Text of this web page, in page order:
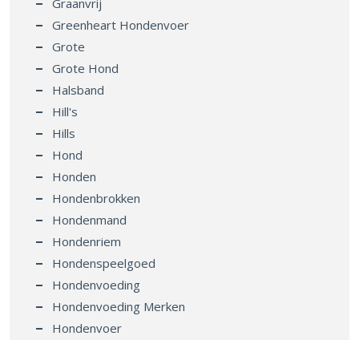
Greenheart Hondenvoer
Grote
Grote Hond
Halsband
Hill's
Hills
Hond
Honden
Hondenbrokken
Hondenmand
Hondenriem
Hondenspeelgoed
Hondenvoeding
Hondenvoeding Merken
Hondenvoer